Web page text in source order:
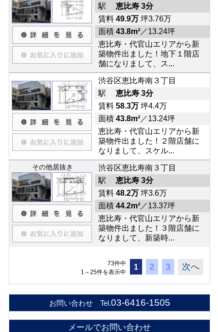
駅 恵比寿 3分
賃料 49.9万坪3.76万
面積 43.8m²／13.24坪
恵比寿・代官山エリアから新
築物件出ました！地下１階店
舗になりまして、ス...
渋谷区恵比寿南３丁目
駅 恵比寿 3分
賃料 58.3万坪4.4万
面積 43.8m²／13.24坪
恵比寿・代官山エリアから新
築物件出ました！２階店舗に
なりまして、スケル...
その他居抜き
渋谷区恵比寿南３丁目
駅 恵比寿 3分
賃料 48.2万坪3.6万
面積 44.2m²／13.37坪
恵比寿・代官山エリアから新
築物件出ました！３階店舗に
なりまして、新築時...
1 2 3 次へ
73件中
1～25件を表示中
お問い合わせ Tel.03-6416-1505
メールでお問い合わせ